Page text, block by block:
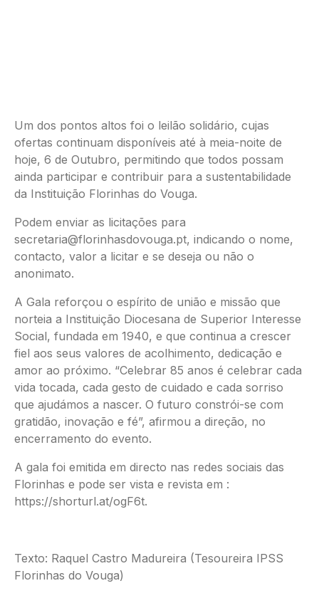
Um dos pontos altos foi o leilão solidário, cujas
ofertas continuam disponíveis até à meia-noite de
hoje, 6 de Outubro, permitindo que todos possam
ainda participar e contribuir para a sustentabilidade
da Instituição Florinhas do Vouga.
Podem enviar as licitações para
secretaria@florinhasdovouga.pt, indicando o nome,
contacto, valor a licitar e se deseja ou não o
anonimato.
A Gala reforçou o espírito de união e missão que
norteia a Instituição Diocesana de Superior Interesse
Social, fundada em 1940, e que continua a crescer
fiel aos seus valores de acolhimento, dedicação e
amor ao próximo. “Celebrar 85 anos é celebrar cada
vida tocada, cada gesto de cuidado e cada sorriso
que ajudámos a nascer. O futuro constrói-se com
gratidão, inovação e fé”, afirmou a direção, no
encerramento do evento.
A gala foi emitida em directo nas redes sociais das
Florinhas e pode ser vista e revista em :
https://shorturl.at/ogF6t.
Texto: Raquel Castro Madureira (Tesoureira IPSS
Florinhas do Vouga)